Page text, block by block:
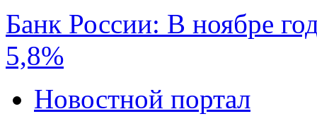
Банк России: В ноябре
5,8%
Новостной портал